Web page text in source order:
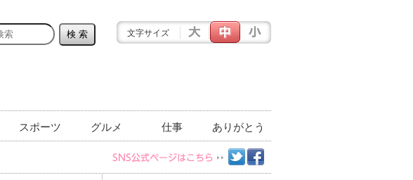
文字サイズ
スポーツ グルメ 仕事 ありがとう